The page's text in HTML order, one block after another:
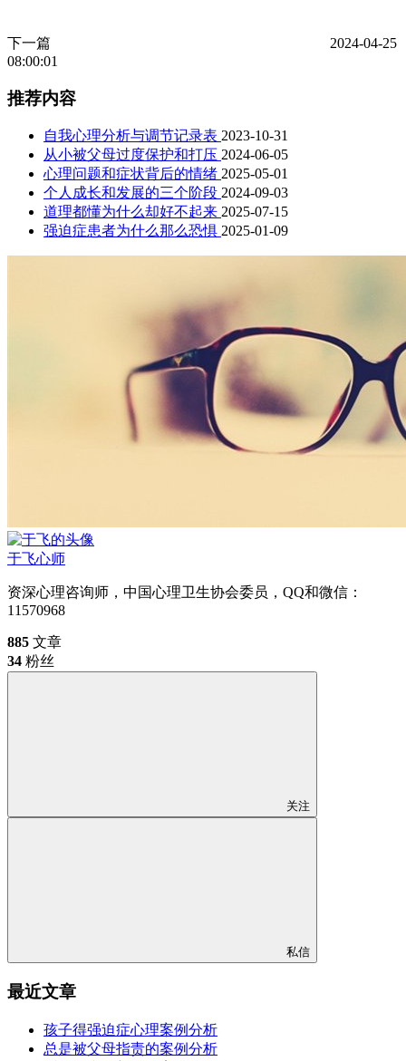
下一篇
2024-04-25
08:00:01
推荐内容
自我心理分析与调节记录表 2023-10-31
从小被父母过度保护和打压 2024-06-05
心理问题和症状背后的情绪 2025-05-01
个人成长和发展的三个阶段 2024-09-03
道理都懂为什么却好不起来 2025-07-15
强迫症患者为什么那么恐惧 2025-01-09
于飞心师
资深心理咨询师，中国心理卫生协会委员，QQ和微信：
11570968
885 文章
34 粉丝
关注
私信
最近文章
孩子得强迫症心理案例分析
总是被父母指责的案例分析